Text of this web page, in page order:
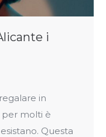
i
in
per molti è
Questa